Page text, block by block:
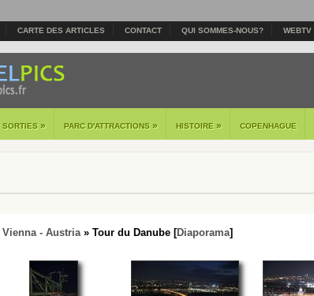
CARTE DES ARTICLES CONTACT QUI SOMMES-NOUS? WEBTV
SORTIES » PARC D'ATTRACTIONS » HISTOIRE » COPENHAGUE
Vienna - Austria» Tour du Danube [Diaporama]